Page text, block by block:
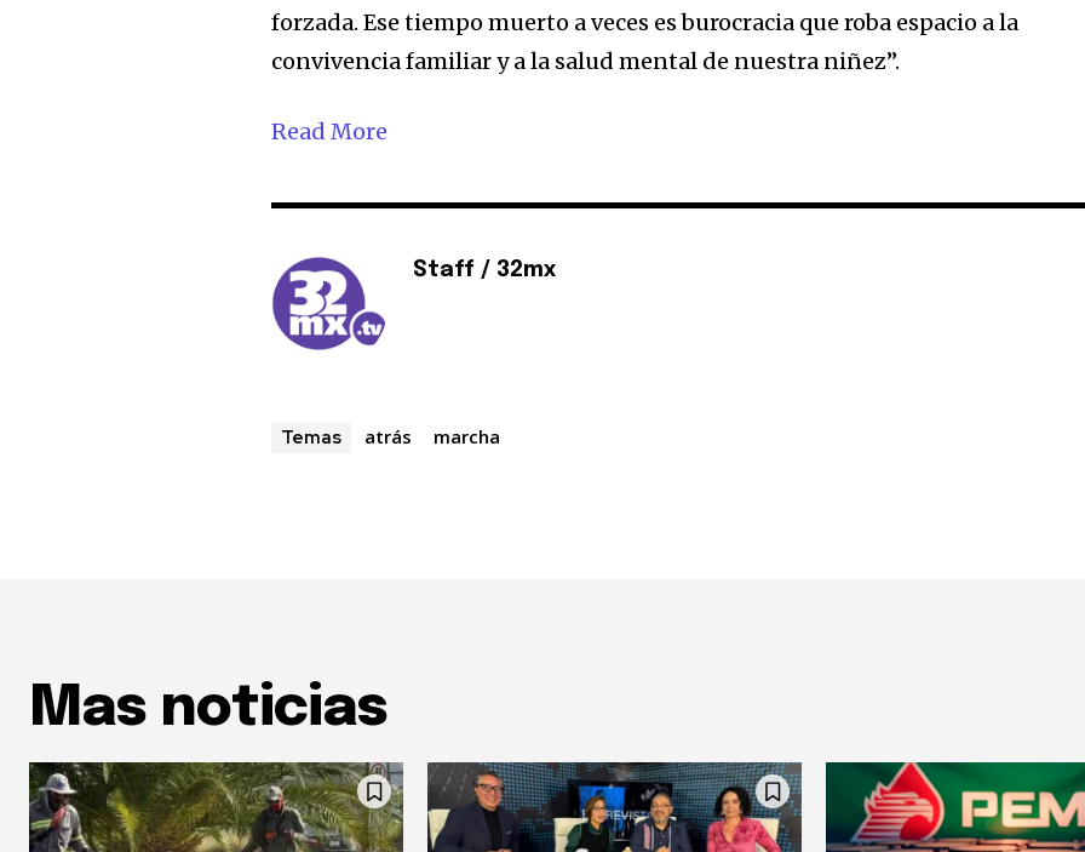
forzada. Ese tiempo muerto a veces es burocracia que roba espacio a la
convivencia familiar y a la salud mental de nuestra niñez”.
Read More
Staff / 32mx
Temas atrás marcha
Mas noticias